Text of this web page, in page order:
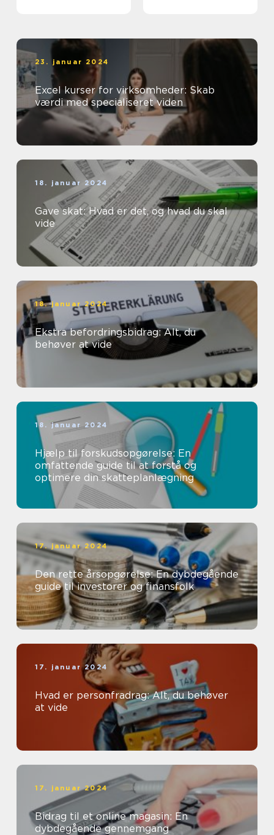
23. januar 2024
Excel kurser for virksomheder: Skab
værdi med specialiseret viden
18. januar 2024
Gave skat: Hvad er det, og hvad du skal
vide
18. januar 2024
Ekstra befordringsbidrag: Alt, du
behøver at vide
18. januar 2024
Hjælp til forskudsopgørelse: En
omfattende guide til at forstå og
optimere din skatteplanlægning
17. januar 2024
Den rette årsopgørelse: En dybdegående
guide til investorer og finansfolk
17. januar 2024
Hvad er personfradrag: Alt, du behøver
at vide
17. januar 2024
Bidrag til et online magasin: En
dybdegående gennemgang